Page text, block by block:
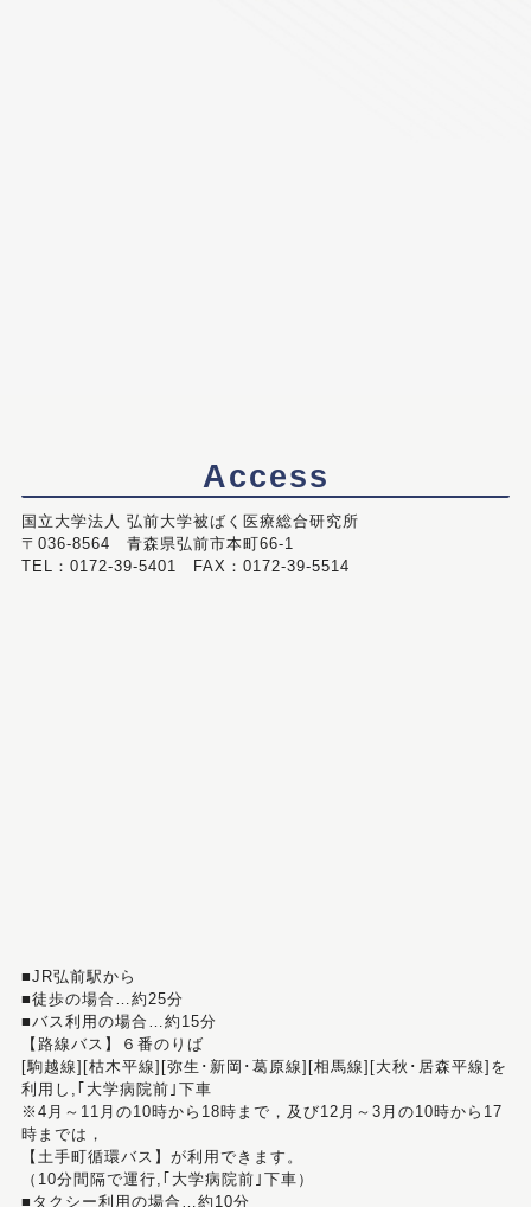
Access
国立大学法人 弘前大学被ばく医療総合研究所
〒036-8564 青森県弘前市本町66-1
TEL：0172-39-5401 FAX：0172-39-5514
■JR弘前駅から
■徒歩の場合…約25分
■バス利用の場合…約15分
【路線バス】６番のりば
[駒越線][枯木平線][弥生･新岡･葛原線][相馬線][大秋･居森平線]を
利用し,｢大学病院前｣下車
※4月～11月の10時から18時まで，及び12月～3月の10時から17
時までは，
【土手町循環バス】が利用できます。
（10分間隔で運行,｢大学病院前｣下車）
■タクシー利用の場合…約10分